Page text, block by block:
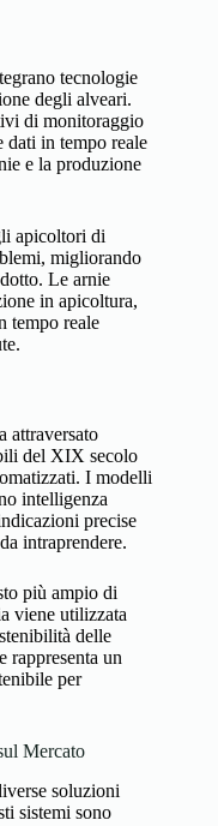
tecnologie
degli alveari.
di monitoraggio
dati in tempo reale
e la produzione
apicoltori di
migliorando
Le arnie
in apicoltura,
tempo reale
attraversato
del XIX secolo
I modelli
intelligenza
precise
intraprendere.
più ampio di
viene utilizzata
delle
rappresenta un
per
Mercato
soluzioni
sistemi sono